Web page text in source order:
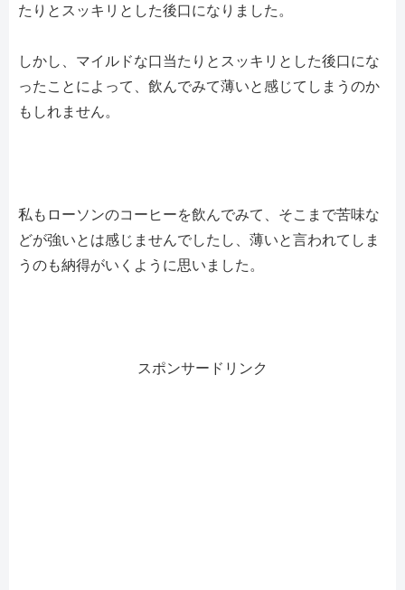
たりとスッキリとした後口になりました。
しかし、マイルドな口当たりとスッキリとした後口にな
ったことによって、飲んでみて薄いと感じてしまうのか
もしれません。
私もローソンのコーヒーを飲んでみて、そこまで苦味な
どが強いとは感じませんでしたし、薄いと言われてしま
うのも納得がいくように思いました。
スポンサードリンク